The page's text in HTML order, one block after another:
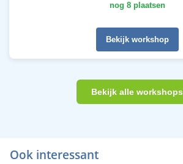
nog 8 plaatsen
Bekijk workshop
Bekijk alle workshops
Ook interessant